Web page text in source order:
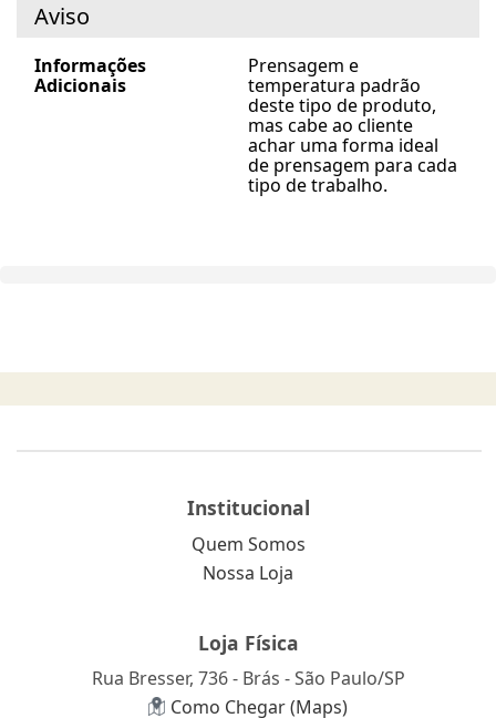
Aviso
Informações
Adicionais
Prensagem e
temperatura padrão
deste tipo de produto,
mas cabe ao cliente
achar uma forma ideal
de prensagem para cada
tipo de trabalho.
Institucional
Quem Somos
Nossa Loja
Loja Física
Rua Bresser, 736 - Brás - São Paulo/SP
Como Chegar (Maps)